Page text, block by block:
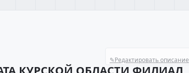
✎Редактировать описание
КУРСКОЙ ОБЛАСТИ ФИЛИАЛ